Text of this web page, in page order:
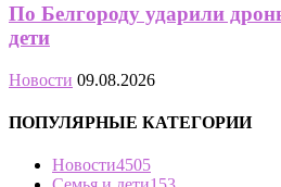
По Белгороду ударили
дети
Новости 09.08.2026
ПОПУЛЯРНЫЕ КАТЕГОРИИ
Новости4505